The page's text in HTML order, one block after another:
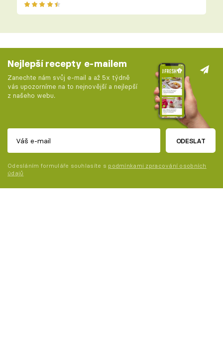
Nejlepší recepty e-mailem
Zanechte nám svůj e-mail a až 5x týdně
vás upozorníme na to nejnovější a nejlepší
z našeho webu.
ODESLAT
Odesláním formuláře souhlasíte s podmínkami zpracování osobních
údajů